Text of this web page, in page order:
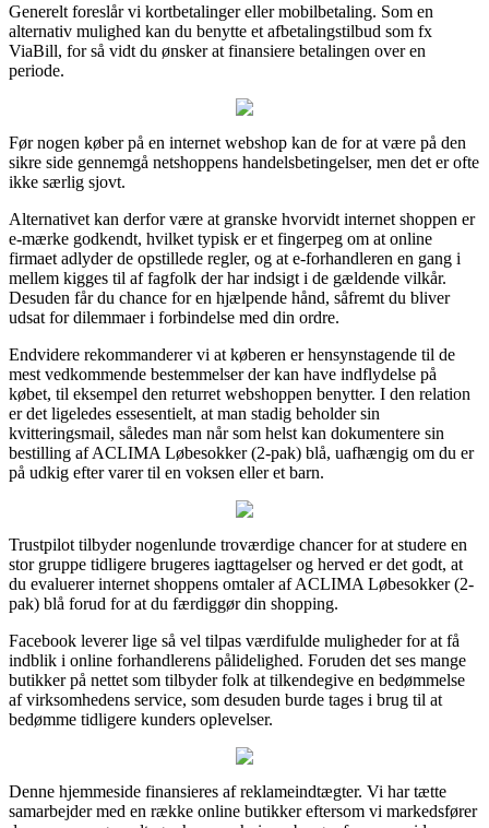
Generelt foreslår vi kortbetalinger eller mobilbetaling. Som en
alternativ mulighed kan du benytte et afbetalingstilbud som fx
ViaBill, for så vidt du ønsker at finansiere betalingen over en
periode.
Før nogen køber på en internet webshop kan de for at være på den
sikre side gennemgå netshoppens handelsbetingelser, men det er ofte
ikke særlig sjovt.
Alternativet kan derfor være at granske hvorvidt internet shoppen er
e-mærke godkendt, hvilket typisk er et fingerpeg om at online
firmaet adlyder de opstillede regler, og at e-forhandleren en gang i
mellem kigges til af fagfolk der har indsigt i de gældende vilkår.
Desuden får du chance for en hjælpende hånd, såfremt du bliver
udsat for dilemmaer i forbindelse med din ordre.
Endvidere rekommanderer vi at køberen er hensynstagende til de
mest vedkommende bestemmelser der kan have indflydelse på
købet, til eksempel den returret webshoppen benytter. I den relation
er det ligeledes essesentielt, at man stadig beholder sin
kvitteringsmail, således man når som helst kan dokumentere sin
bestilling af ACLIMA Løbesokker (2-pak) blå, uafhængig om du er
på udkig efter varer til en voksen eller et barn.
Trustpilot tilbyder nogenlunde troværdige chancer for at studere en
stor gruppe tidligere brugeres iagttagelser og herved er det godt, at
du evaluerer internet shoppens omtaler af ACLIMA Løbesokker (2-
pak) blå forud for at du færdiggør din shopping.
Facebook leverer lige så vel tilpas værdifulde muligheder for at få
indblik i online forhandlerens pålidelighed. Foruden det ses mange
butikker på nettet som tilbyder folk at tilkendegive en bedømmelse
af virksomhedens service, som desuden burde tages i brug til at
bedømme tidligere kunders oplevelser.
Denne hjemmeside finansieres af reklameindtægter. Vi har tætte
samarbejder med en række online butikker eftersom vi markedsfører